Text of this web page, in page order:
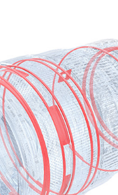
可实现更具冲
米的最近对焦距离
视效果、更具冲击力